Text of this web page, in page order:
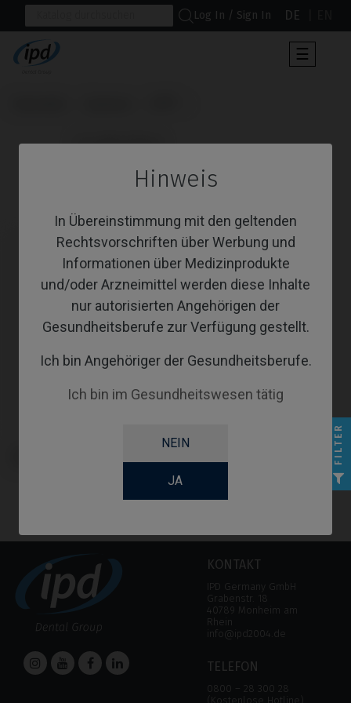
Hinweis
In Übereinstimmung mit den geltenden
Rechtsvorschriften über Werbung und
Informationen über Medizinprodukte
und/oder Arzneimittel werden diese Inhalte
nur autorisierten Angehörigen der
Gesundheitsberufe zur Verfügung gestellt.
Ich bin Angehöriger der Gesundheitsberufe.
Ich bin im Gesundheitswesen tätig
NEIN
JA
Log In / Sign In DE
der
☰
                      Premilled Blank
KONTAKT
IPD Germany GmbH
Grabenstr. 18
40789 Monheim am
Rhein
info@ipd2004.de
TELEFON
0800 – 28 300 28
(Kostenlose Hotline)
FILTER